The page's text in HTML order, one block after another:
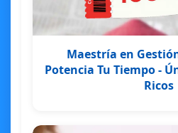
Maestría en
Potencia Tu Tiempo -
Ricos